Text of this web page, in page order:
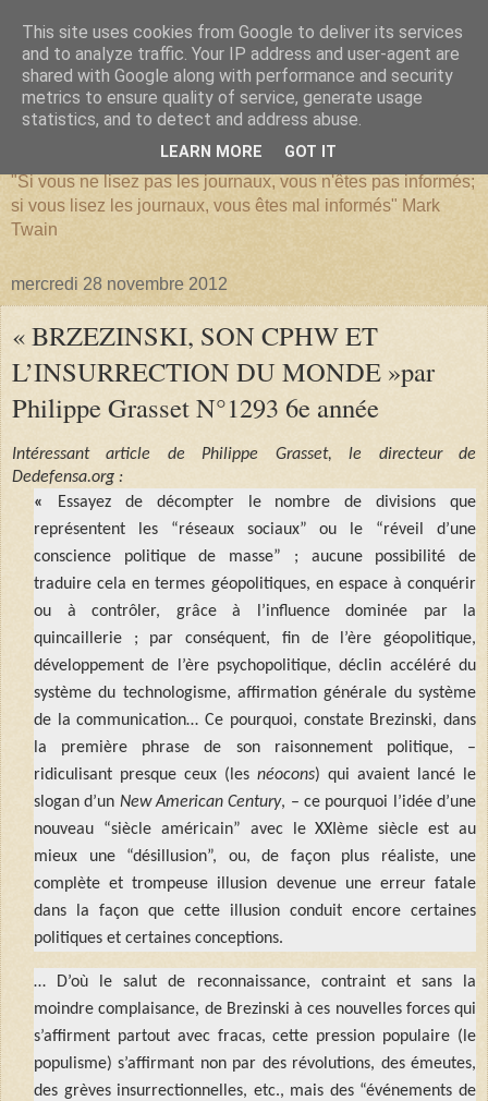
SERIATIM
"Si vous ne lisez pas les journaux, vous n'êtes pas informés;
si vous lisez les journaux, vous êtes mal informés" Mark
Twain
mercredi 28 novembre 2012
« BRZEZINSKI, SON CPHW ET
L’INSURRECTION DU MONDE »par
Philippe Grasset N°1293 6e année
Intéressant article de Philippe Grasset, le directeur de
Dedefensa.org :
«
Essayez de décompter le nombre de divisions que
représentent les “réseaux sociaux” ou le “réveil d’une
conscience politique de masse” ; aucune possibilité de
traduire cela en termes géopolitiques, en espace à conquérir
ou à contrôler, grâce à l’influence dominée par la
quincaillerie ; par conséquent, fin de l’ère géopolitique,
développement de l’ère psychopolitique, déclin accéléré du
système du technologisme, affirmation générale du système
de la communication… Ce pourquoi, constate Brezinski, dans
la première phrase de son raisonnement politique, –
ridiculisant presque ceux (les néocons) qui avaient lancé le
slogan d’un New American Century, – ce pourquoi l’idée d’une
nouveau “siècle américain” avec le XXIème siècle est au
mieux une “désillusion”, ou, de façon plus réaliste, une
complète et trompeuse illusion devenue une erreur fatale
dans la façon que cette illusion conduit encore certaines
politiques et certaines conceptions.
… D’où le salut de reconnaissance, contraint et sans la
moindre complaisance, de Brezinski à ces nouvelles forces qui
s’affirment partout avec fracas, cette pression populaire (le
populisme) s’affirmant non par des révolutions, des émeutes,
des grèves insurrectionnelles, etc., mais des “événements de
This site uses cookies from Google to deliver its services
and to analyze traffic. Your IP address and user-agent are
shared with Google along with performance and security
metrics to ensure quality of service, generate usage
statistics, and to detect and address abuse.
LEARN MORE GOT IT